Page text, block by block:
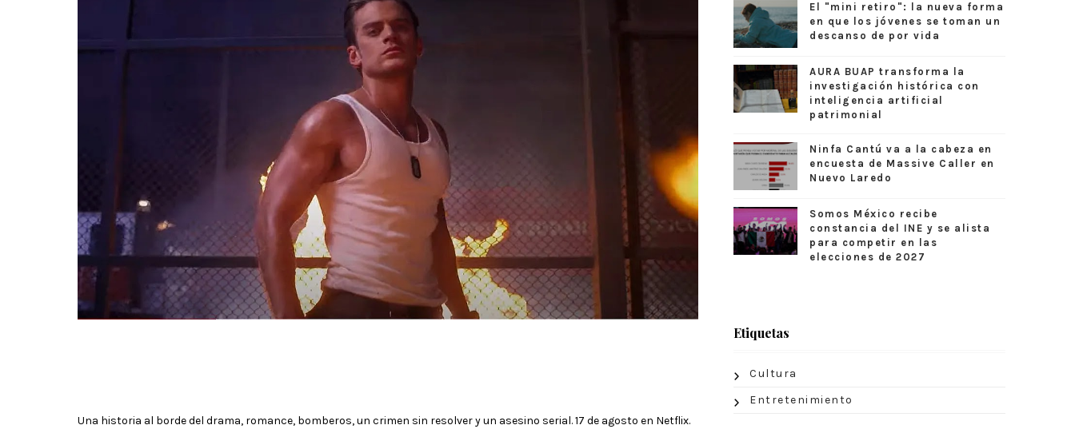
Una historia al borde del drama, romance, bomberos, un crimen sin resolver y un asesino serial. 17 de agosto en Netflix.
El "mini retiro": la nueva forma
en que los jóvenes se toman un
descanso de por vida
AURA BUAP transforma la
investigación histórica con
inteligencia artificial
patrimonial
Ninfa Cantú va a la cabeza en
encuesta de Massive Caller en
Nuevo Laredo
Somos México recibe
constancia del INE y se alista
para competir en las
elecciones de 2027
Etiquetas
Cultura
Entretenimiento